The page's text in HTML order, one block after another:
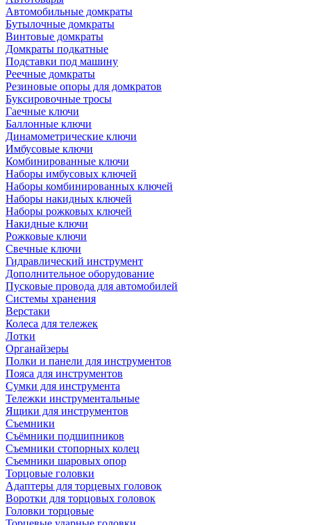
Автомобильные домкраты
Бутылочные домкраты
Винтовые домкраты
Домкраты подкатные
Подставки под машину
Реечные домкраты
Резиновые опоры для домкратов
Буксировочные тросы
Гаечные ключи
Баллонные ключи
Динамометрические ключи
Имбусовые ключи
Комбинированные ключи
Наборы имбусовых ключей
Наборы комбинированных ключей
Наборы накидных ключей
Наборы рожковых ключей
Накидные ключи
Рожковые ключи
Свечные ключи
Гидравлический инструмент
Дополнительное оборудование
Пусковые провода для автомобилей
Системы хранения
Верстаки
Колеса для тележек
Лотки
Органайзеры
Полки и панели для инструментов
Пояса для инструментов
Сумки для инструмента
Тележки инструментальные
Ящики для инструментов
Съемники
Съёмники подшипников
Съемники стопорных колец
Съемники шаровых опор
Торцовые головки
Адаптеры для торцевых головок
Воротки для торцовых головок
Головки торцовые